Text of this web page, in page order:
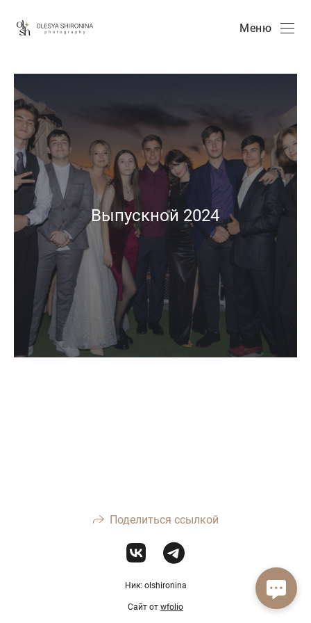
Меню
Выпускной 2024
Поделиться ссылкой
Ник: olshironina
Сайт от wfolio